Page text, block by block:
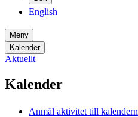
English
Meny
Kalender
Aktuellt
Kalender
Anmäl aktivitet till kalendern